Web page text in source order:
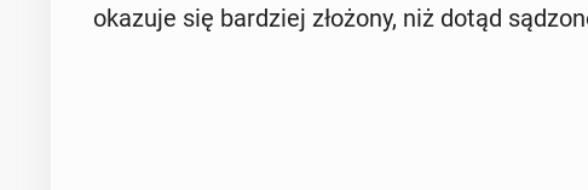
okazuje się bar­dziej złożony, niż dotąd